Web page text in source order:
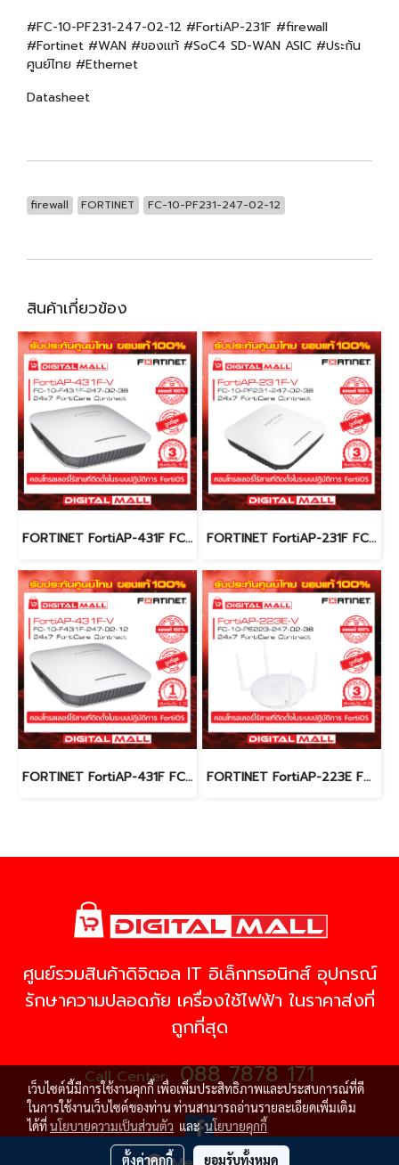
#FC-10-PF231-247-02-12 #FortiAP-231F #firewall
#Fortinet #WAN #ของแท้ #SoC4 SD-WAN ASIC #ประกัน
ศูนย์ไทย #Ethernet
Datasheet
firewall FORTINET FC-10-PF231-247-02-12
สินค้าเกี่ยวข้อง
FORTINET FortiAP-431F FC-10-F431F-247-02-36 (Firewall) รับประกัน 3 ปี FORTINET FortiAP-231F FC-10-PF231-247-02-36 (Firewall) รับประกัน 3 ปี
FORTINET FortiAP-431F FC-10-F431F-247-02-12 (Firewall) รับประกัน 1 ปี FORTINET FortiAP-223E FC-10-PE223-247-02-36 (Firewall) รับประกัน 3 ปี
ศูนย์รวมสินค้าดิจิตอล IT อิเล็กทรอนิกส์ อุปกรณ์
รักษาความปลอดภัย เครื่องใช้ไฟฟ้า ในราคาส่งที่
ถูกที่สุด
Call Center : 088 7878 171
เว็บไซต์นี้มีการใช้งานคุกกี้ เพื่อเพิ่มประสิทธิภาพและประสบการณ์ที่ดี
ในการใช้งานเว็บไซต์ของท่าน ท่านสามารถอ่านรายละเอียดเพิ่มเติม
ได้ที่นโยบายความเป็นส่วนตัว และนโยบายคุกกี้
ตั้งค่าคุกกี้ ยอมรับทั้งหมด